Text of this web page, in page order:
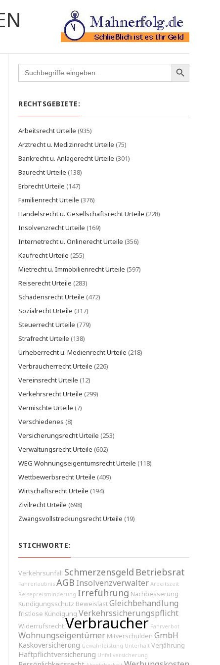
Search
for:
RECHTSGEBIETE:
Arbeitsrecht Urteile (935)
Arztrecht u. Medizinrecht Urteile (75)
Bankrecht u. Anlagerecht Urteile (301)
Baurecht Urteile (138)
Erbrecht Urteile (147)
Familienrecht Urteile (376)
Handelsrecht u. Gesellschaftsrecht Urteile (228)
Insolvenzrecht Urteile (169)
Internetrecht u. Onlinerecht Urteile (356)
Kaufrecht Urteile (255)
Mietrecht u. Immobilienrecht Urteile (597)
Reiserecht Urteile (283)
Schadensrecht Urteile (472)
Sozialrecht Urteile (317)
Steuerrecht Urteile (779)
Strafrecht Urteile (138)
Urheberrecht u. Medienrecht Urteile (218)
Verbraucherrecht Urteile (226)
Vereinsrecht Urteile (12)
Verkehrsrecht Urteile (299)
Vermischte Urteile (7)
Verschiedenes (8)
Versicherungsrecht Urteile (253)
Verwaltungsrecht Urteile (602)
WEG Wohnungseigentumsrecht Urteile (118)
Wettbewerbsrecht Urteile (409)
Wirtschaftsrecht Urteile (194)
Zivilrecht Urteile (698)
Zwangsvollstreckungsrecht Urteile (19)
STICHWORTE:
Verkehrsunfall Schmerzensgeld Betriebsrat
Fahrerlaubnis AGB Insolvenzverwalter Arbeitszeit
Reisepreisminderung Irreführung Nachbesserung
Kündigungsschutz BeweislastGleichbehandlung
fristlose Kündigung Verkehrssicherungspflicht
WiderrufsrechtVerbraucher Fahrverbot
Wohnungseigentümer Mitverschulden GmbH
Kaskoversicherung Gewährleistung Unterhalt Verjährung
Haftpflichtversicherung Unfallversicherung